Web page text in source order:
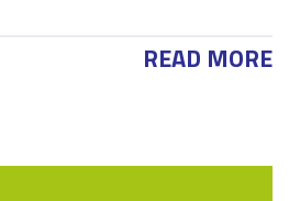
READ MORE